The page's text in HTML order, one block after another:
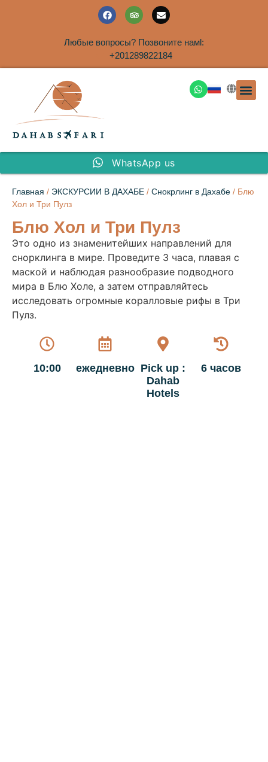
Любые вопросы? Позвоните намl:
+201289822184
WhatsApp us
Главная / ЭКСКУРСИИ В ДАХАБЕ / Снокрлинг в Дахабе / Блю
Хол и Три Пулз
Блю Хол и Три Пулз
Это одно из знаменитейших направлений для
снорклинга в мире. Проведите 3 часа, плавая с
маской и наблюдая разнообразие подводного
мира в Блю Холе, а затем отправляйтесь
исследовать огромные коралловые рифы в Три
Пулз.
10:00 ежедневно Pick up :
Dahab
Hotels
6 часов